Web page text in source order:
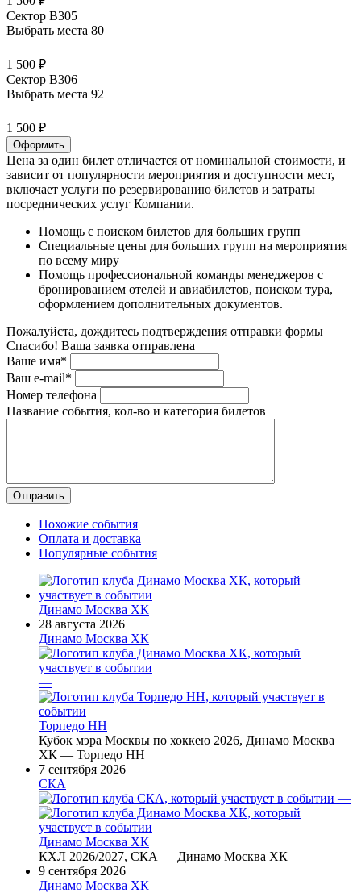
Сектор В305
Выбрать места 80
1 500 ₽
Сектор В306
Выбрать места 92
1 500 ₽
Оформить
Цена за один билет отличается от номинальной стоимости, и
зависит от популярности мероприятия и доступности мест,
включает услуги по резервированию билетов и затраты
посреднических услуг Компании.
Помощь с поиском билетов для больших групп
Специальные цены для больших групп на мероприятия
по всему миру
Помощь профессиональной команды менеджеров с
бронированием отелей и авиабилетов, поиском тура,
оформлением дополнительных документов.
Пожалуйста, дождитесь подтверждения отправки формы
Спасибо! Ваша заявка отправлена
Ваше имя*
Ваш e-mail*
Номер телефона
Название события, кол-во и категория билетов
Похожие события
Оплата и доставка
Популярные события
Динамо Москва ХК
28 августа 2026
Динамо Москва ХК
—
Торпедо НН
Кубок мэра Москвы по хоккею 2026, Динамо Москва
ХК — Торпедо НН
7 сентября 2026
СКА
—
Динамо Москва ХК
КХЛ 2026/2027, СКА — Динамо Москва ХК
9 сентября 2026
Динамо Москва ХК